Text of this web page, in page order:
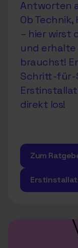
Antworten
Ob
– hier wirst
und erhalte
brauchst!
Schritt-für-
direkt los!
Zum